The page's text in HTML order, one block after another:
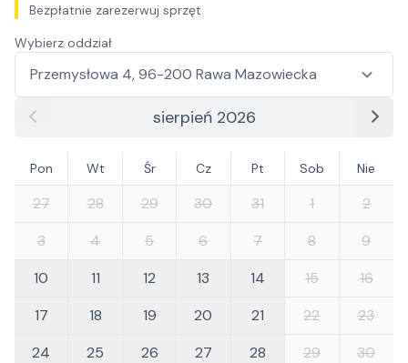
Bezpłatnie zarezerwuj sprzęt
Wybierz oddział
sierpień 2026
Pon Wt Śr Cz Pt Sob Nie
27 28 29 30 31 1
2
3
4 5 6 7 8
9
10
11 12 13 14 15
16
17
18 19 20 21 22
23
24
25 26 27 28 29
30